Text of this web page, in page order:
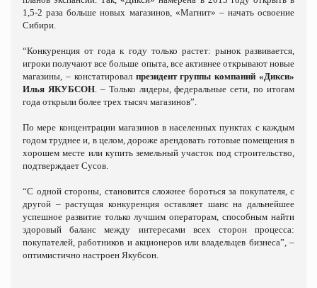
1,5-2 раза больше новых магазинов, «Магнит» – начать освоение
Сибири.
“Конкуренция от года к году только растет: рынок развивается,
игроки получают все больше опыта, все активнее открывают новые
магазины, – констатировал президент группы компаний «Дикси»
Илья ЯКУБСОН. – Только лидеры, федеральные сети, по итогам
года открыли более трех тысяч магазинов”.
По мере концентрации магазинов в населенных пунктах с каждым
годом труднее и, в целом, дороже арендовать готовые помещения в
хорошем месте или купить земельный участок под строительство,
подтверждает Сусов.
“С одной стороны, становится сложнее бороться за покупателя, с
другой – растущая конкуренция оставляет шанс на дальнейшее
успешное развитие только лучшим операторам, способным найти
здоровый баланс между интересами всех сторон процесса:
покупателей, работников и акционеров или владельцев бизнеса”, –
оптимистично настроен Якубсон.